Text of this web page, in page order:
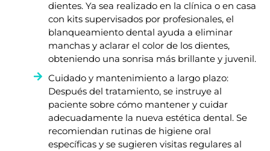
dientes. Ya sea realizado en la clínica o en casa
con kits supervisados por profesionales, el
blanqueamiento dental ayuda a eliminar
manchas y aclarar el color de los dientes,
obteniendo una sonrisa más brillante y juvenil.
Cuidado y mantenimiento a largo plazo:
Después del tratamiento, se instruye al
paciente sobre cómo mantener y cuidar
adecuadamente la nueva estética dental. Se
recomiendan rutinas de higiene oral
específicas y se sugieren visitas regulares al